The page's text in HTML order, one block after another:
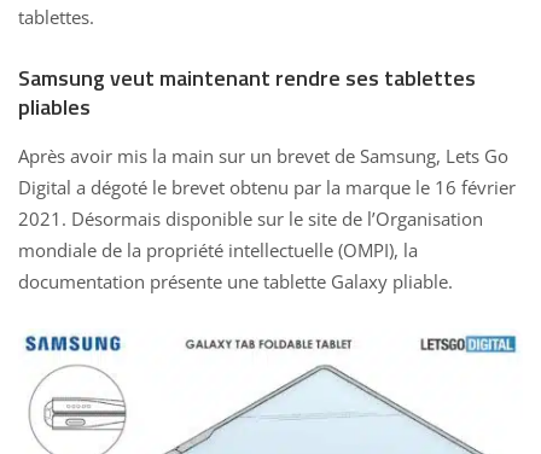
tablettes.
Samsung veut maintenant rendre ses tablettes
pliables
Après avoir mis la main sur un brevet de Samsung, Lets Go
Digital a dégoté le brevet obtenu par la marque le 16 février
2021. Désormais disponible sur le site de l’Organisation
mondiale de la propriété intellectuelle (OMPI), la
documentation présente une tablette Galaxy pliable.